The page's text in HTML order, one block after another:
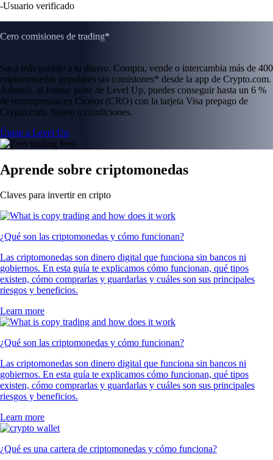
-Usuario verificado
Cero comisiones de trading*
Saca más partido a tu dinero. Compra, vende o intercambia más de 400
criptomonedas populares sin comisiones* desde la app de Crypto.com.
Además, al formar parte de Level Up, puedes conseguir hasta un 6 %
de recompensas en Cronos (CRO) con la tarjeta Visa prepago de
Crypto.com. Sujeto a condiciones.
Únete a Level Up
Aprende sobre criptomonedas
Claves para invertir en cripto
¿Qué son las criptomonedas y cómo funcionan?
Las criptomonedas son dinero digital que funciona sin bancos ni
gobiernos. En esta guía te explicamos cómo funcionan, qué tipos
existen, cómo comprarlas y guardarlas y cuáles son sus principales
riesgos y beneficios.
Learn more
¿Qué son las criptomonedas y cómo funcionan?
Las criptomonedas son dinero digital que funciona sin bancos ni
gobiernos. En esta guía te explicamos cómo funcionan, qué tipos
existen, cómo comprarlas y guardarlas y cuáles son sus principales
riesgos y beneficios.
Learn more
¿Qué es una cartera de criptomonedas y cómo funciona?